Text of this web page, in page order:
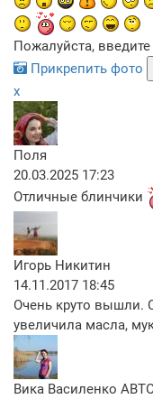
Пожалуйста,
Прикрепить фото
x
Поля
20.03.2025 17:23
Отличные блинчики
Игорь Никитин
14.11.2017 18:45
Очень круто вышли.
увеличила масла,
Вика Василенко